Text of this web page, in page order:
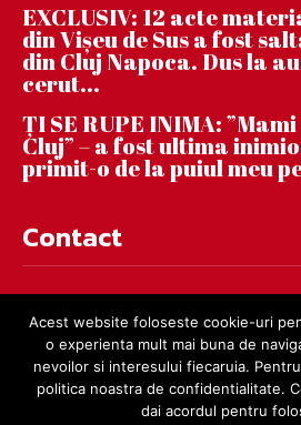
EXCLUSIV: 12 acte
din Vișeu de Sus a fost
din Cluj Napoca. Dus la
cerut...
ȚI SE RUPE INIMA:
Cluj” – a fost ultima
primit-o de la puiul meu
Contact
Acest website foloseste cookie-uri
o experienta mult mai buna de
nevoilor si interesului fiecaruia.
politica noastra de confidentialitate.
dai acordul pentru